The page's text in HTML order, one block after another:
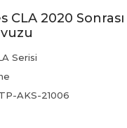
CLA 2020
Serisi
TP-AKS-21006